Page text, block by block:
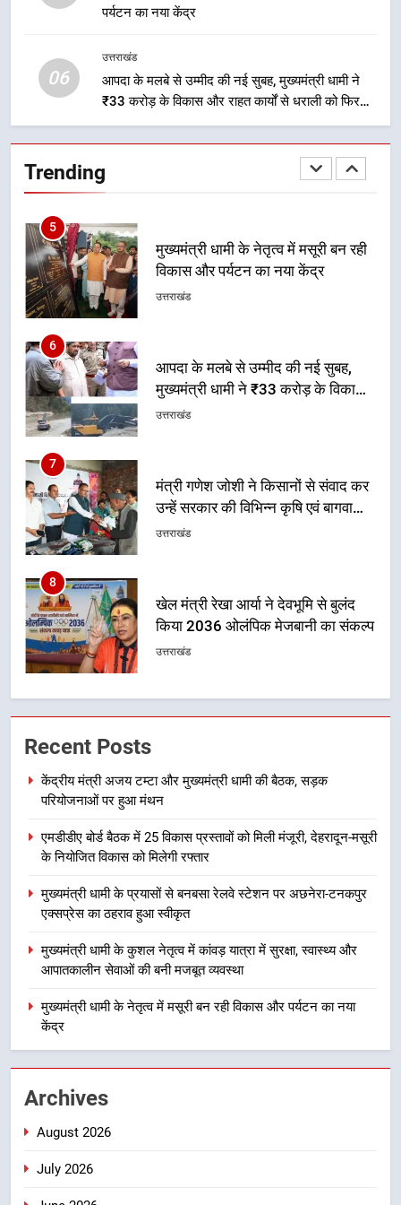
पर्यटन का नया केंद्र
06
उत्तराखंड
आपदा के मलबे से उम्मीद की नई सुबह, मुख्यमंत्री धामी ने
₹33 करोड़ के विकास और राहत कार्यों से धराली को फिर
खड़ा कर बनाया भरोसे का प्रतीक
Trending
मुख्यमंत्री धामी के कुशल नेतृत्व में कांवड़
विकास और पर्यटन का नया केंद्र
6
आपदा के मलबे से उम्मीद की नई सुबह,
मुख्यमंत्री धामी ने ₹33 करोड़ के विकास
और राहत कार्यों से धराली को फिर खड़ा
उत्तराखंड
7
मंत्री गणेश जोशी ने किसानों से संवाद कर
उन्हें सरकार की विभिन्न कृषि एवं बागवानी
योजनाओं का अधिक से अधिक लाभ उठाने
उत्तराखंड
8
खेल मंत्री रेखा आर्या ने देवभूमि से बुलंद
किया 2036 ओलंपिक मेजबानी का संकल्प
उत्तराखंड
1
केंद्रीय मंत्री अजय टम्टा और मुख्यमंत्री
धामी की बैठक, सड़क परियोजनाओं पर
हुआ मंथन
उत्तराखंड
नियोजित विकास को मिलेगी रफ्तार
उत्तराखंड
मुख्यमंत्री धामी के प्रयासों से बनबसा रेलवे
ठहराव हुआ स्वीकृत
उत्तराखंड
4
मुख्यमंत्री धामी के कुशल नेतृत्व में कांवड़
सेवाओं की बनी मजबूत व्यवस्था
उत्तराखंड
6
Recent Posts
केंद्रीय मंत्री अजय टम्टा और मुख्यमंत्री धामी की बैठक, सड़क
परियोजनाओं पर हुआ मंथन
एमडीडीए बोर्ड बैठक में 25 विकास प्रस्तावों को मिली मंजूरी, देहरादून-मसूरी
के नियोजित विकास को मिलेगी रफ्तार
मुख्यमंत्री धामी के प्रयासों से बनबसा रेलवे स्टेशन पर अछनेरा-टनकपुर
एक्सप्रेस का ठहराव हुआ स्वीकृत
मुख्यमंत्री धामी के कुशल नेतृत्व में कांवड़ यात्रा में सुरक्षा, स्वास्थ्य और
आपातकालीन सेवाओं की बनी मजबूत व्यवस्था
मुख्यमंत्री धामी के नेतृत्व में मसूरी बन रही विकास और पर्यटन का नया
केंद्र
Archives
August 2026
July 2026